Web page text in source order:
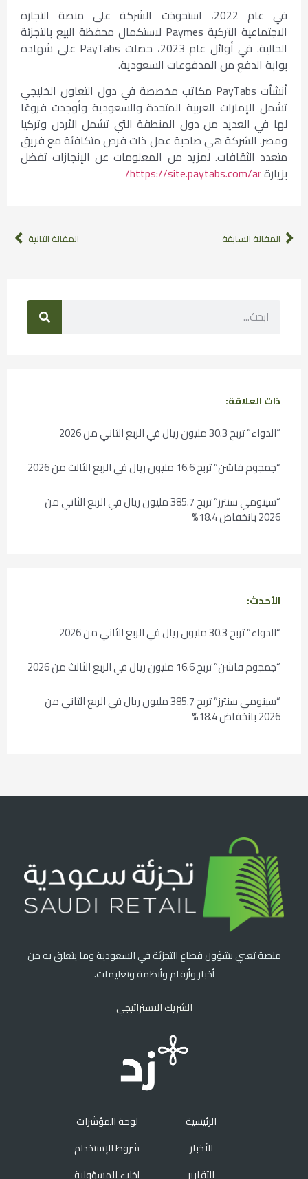
في عام 2022، استحوذت الشركة على منصة التجارة
الاجتماعية التركية Paymes لاستكمال محفظة البيع بالتجزئة
الحالية. في أوائل عام 2023، حصلت PayTabs على شهادة
بوابة الدفع من المدفوعات السعودية.
أنشأت PayTabs مكاتب مخصصة في دول التعاون الخليجي
تشمل الإمارات العربية المتحدة والسعودية وأوجدت فروعًا
لها في العديد من دول المنطقة التي تشمل الأردن وتركيا
ومصر. الشركة هي صاحبة عمل ذات فرص متكافئة مع فريق
متعدد الثقافات. لمزيد من المعلومات عن الإنجازات تفضل
بزيارةhttps://site.paytabs.com/ar/
المقالة السابقة المقالة التالية
ذات العلاقة:
“الدواء” تربح 30.3 مليون ريال في الربع الثاني من 2026
“جمجوم فاشن” تربح 16.6 مليون ريال في الربع الثالث من 2026
“سينومي سنترز” تربح 385.7 مليون ريال في الربع الثاني من
2026 بانخفاض 18.4%
الأحدث:
“الدواء” تربح 30.3 مليون ريال في الربع الثاني من 2026
“جمجوم فاشن” تربح 16.6 مليون ريال في الربع الثالث من 2026
“سينومي سنترز” تربح 385.7 مليون ريال في الربع الثاني من
2026 بانخفاض 18.4%
منصة تعني بشؤون قطاع التجزئة في السعودية وما يتعلق به من
أخبار وأرقام وأنظمة وتعليمات.
الشريك الاستراتيجي
الرئيسية
الأخبار
التقارير
لوحة المؤشرات
شروط الإستخدام
إخلاء المسؤولية